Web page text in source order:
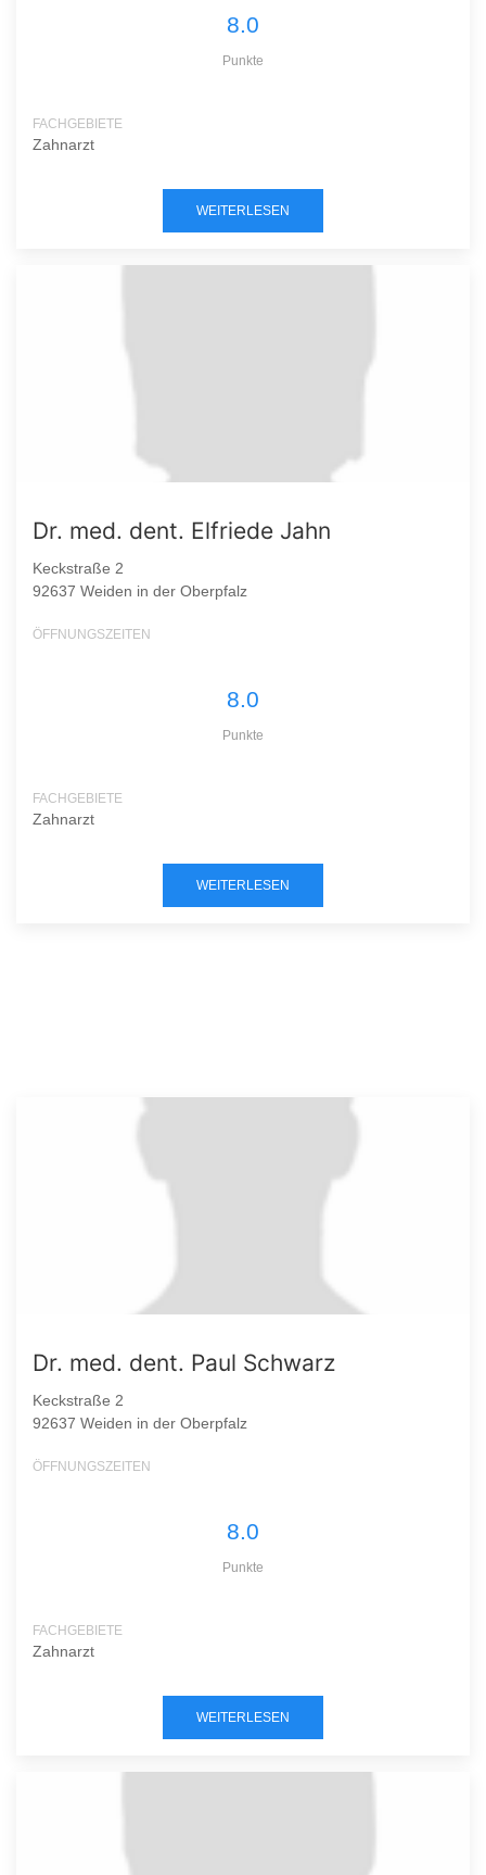
8.0
Punkte
FACHGEBIETE
Zahnarzt
WEITERLESEN
Dr. med. dent. Elfriede Jahn
Keckstraße 2
92637 Weiden in der Oberpfalz
ÖFFNUNGSZEITEN
8.0
Punkte
FACHGEBIETE
Zahnarzt
WEITERLESEN
Dr. med. dent. Paul Schwarz
Keckstraße 2
92637 Weiden in der Oberpfalz
ÖFFNUNGSZEITEN
8.0
Punkte
FACHGEBIETE
Zahnarzt
WEITERLESEN